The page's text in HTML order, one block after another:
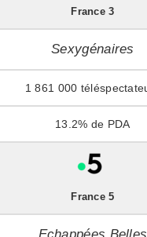
France 3
Sexygénaires
1 861 000
13.2%
France 5